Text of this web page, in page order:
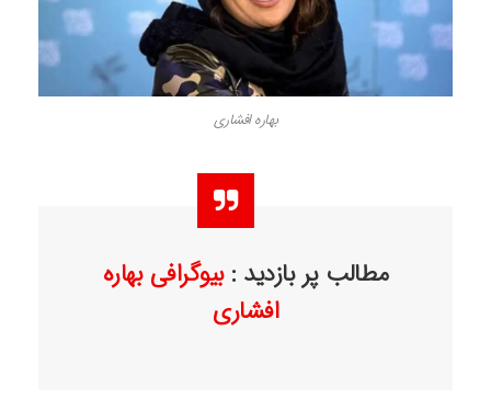
بهاره افشاری
مطالب پر بازدید :بیوگرافی بهاره
افشاری